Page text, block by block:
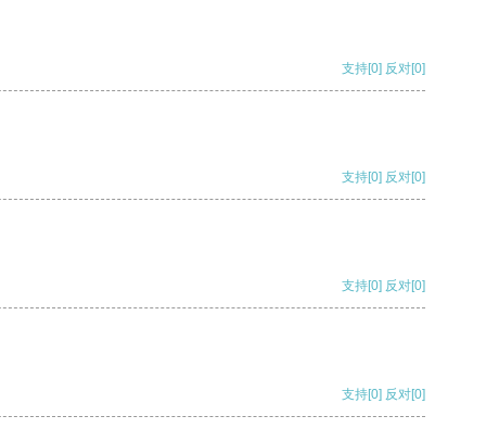
支持[0] 反对[0]
支持[0] 反对[0]
支持[0] 反对[0]
支持[0] 反对[0]